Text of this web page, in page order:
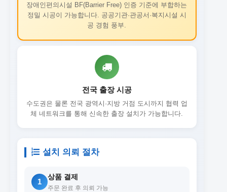
장애인편의시설 BF(Barrier Free) 인증 기준에 부합하는
정밀 시공이 가능합니다. 공공기관·관공서·복지시설 시
공 경험 풍부.
전국 출장 시공
수도권은 물론 전국 광역시·지방 거점 도시까지 협력 업
체 네트워크를 통해 신속한 출장 설치가 가능합니다.
설치 의뢰 절차
1
상품 결제
주문 완료 후 의뢰 가능